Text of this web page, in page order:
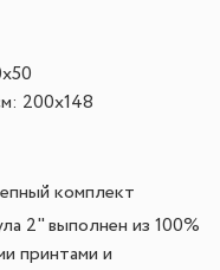
200х148
комплект
2" выполнен из 100%
принтами и